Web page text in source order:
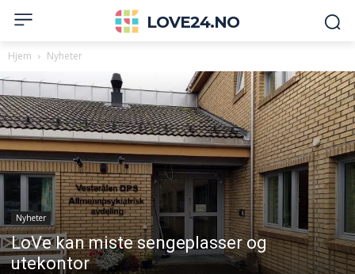
LOVE24.NO
Hjem Nyheter
Nyheter
LoVe kan miste sengeplasser og
utekontor